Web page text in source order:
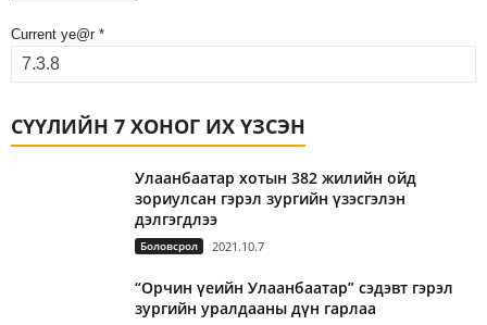
Current ye@r *
СҮҮЛИЙН 7 ХОНОГ ИХ ҮЗСЭН
Улаанбаатар хотын 382 жилийн ойд
зориулсан гэрэл зургийн үзэсгэлэн
дэлгэгдлээ
Боловсрол 2021.10.7
“Орчин үеийн Улаанбаатар” сэдэвт гэрэл
зургийн уралдааны дүн гарлаа